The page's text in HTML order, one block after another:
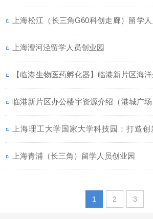
上海松江（长三角G60科创走廊）留学
上海漕河泾留学人员创业园
【临港生物医药孵化器】临港新片区海洋
临港新片区办公楼宇资源介绍（港城广场
上海理工大学国家大学科技园：打造创
上海青浦（长三角）留学人员创业园
1 2 3